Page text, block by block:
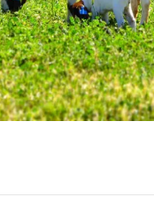
Lamtyd